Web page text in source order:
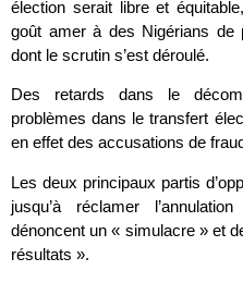
élection serait libre et
goût amer à des Nigérians
dont le scrutin s’est déroulé.
Des retards dans le
problèmes dans le transfert
en effet des accusations de
Les deux principaux partis
jusqu’à réclamer
dénoncent un « simulacre » et
résultats ».